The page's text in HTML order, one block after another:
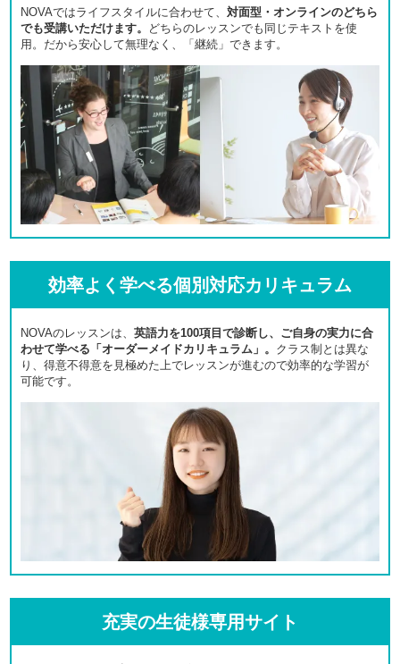
NOVAではライフスタイルに合わせて、 対面型・オンラインのどちら
でも受講いただけます。
どちらのレッスンでも同じテキストを使
用。だから安心して無理なく、「継続」できます。
効率よく学べる個別対応カリキュラム
NOVAのレッスンは、 英語力を100項目で診断し、ご自身の実力に合
わせて学べる「オーダーメイドカリキュラム」。 クラス制とは異な
り、得意不得意を見極めた上でレッスンが進むので効率的な学習が
可能です。
充実の生徒様専用サイト